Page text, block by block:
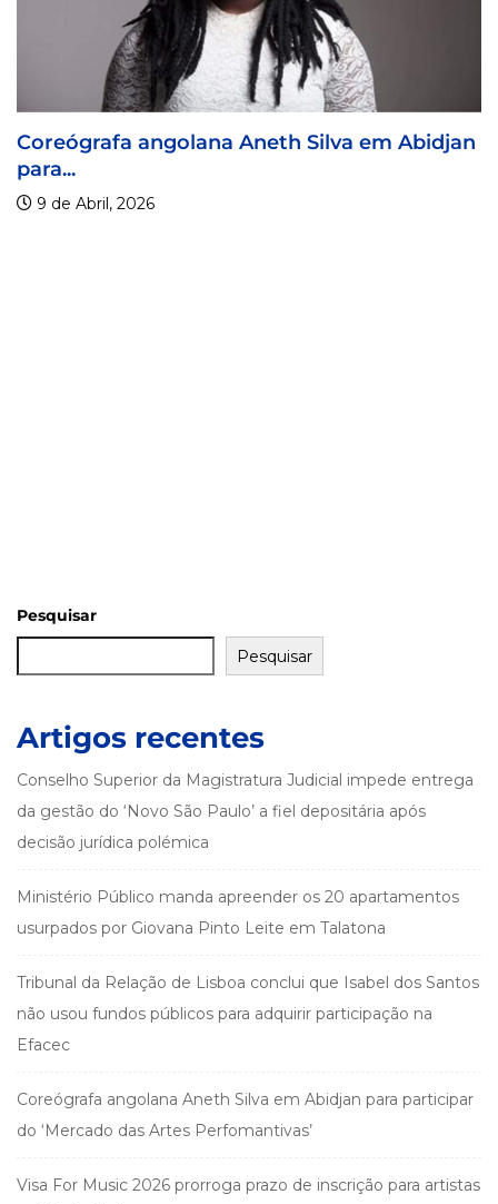
Coreógrafa angolana Aneth Silva em Abidjan
para...
9 de Abril, 2026
Pesquisar
Pesquisar
Artigos recentes
Conselho Superior da Magistratura Judicial impede entrega
da gestão do ‘Novo São Paulo’ a fiel depositária após
decisão jurídica polémica
Ministério Público manda apreender os 20 apartamentos
usurpados por Giovana Pinto Leite em Talatona
Tribunal da Relação de Lisboa conclui que Isabel dos Santos
não usou fundos públicos para adquirir participação na
Efacec
Coreógrafa angolana Aneth Silva em Abidjan para participar
do ‘Mercado das Artes Perfomantivas’
Visa For Music 2026 prorroga prazo de inscrição para artistas